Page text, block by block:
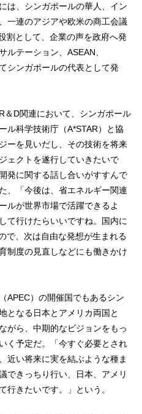
は、シンガポールの華人、イン
一連のアジアや欧米の商工会議
割として、企業の声を政府へ発
ルテーション、ASEAN、
シンガポールの代表として発
＆D関連において、シンガポール
ル科学技術庁（A*STAR）と協
ーを見いだし、その技術を将来
ェクトを遂行していきたいで
発に関する話し合いがすすんで
、「今後は、省エネルギー関連
ルが世界市場で活躍できるよ
て行けたらいいですね。国内に
で、次は自由な発想が生まれる
制度の見直しなどにも働きかけ
APEC）の開催国でもあるシン
となる日本とアメリカ両国と
がら、中期的なビジョンをもっ
く予定だ。「今すぐ必要とされ
近い将来に実を結ぶような種ま
できっちり行い、日本、アメリ
行きたいです。」という。